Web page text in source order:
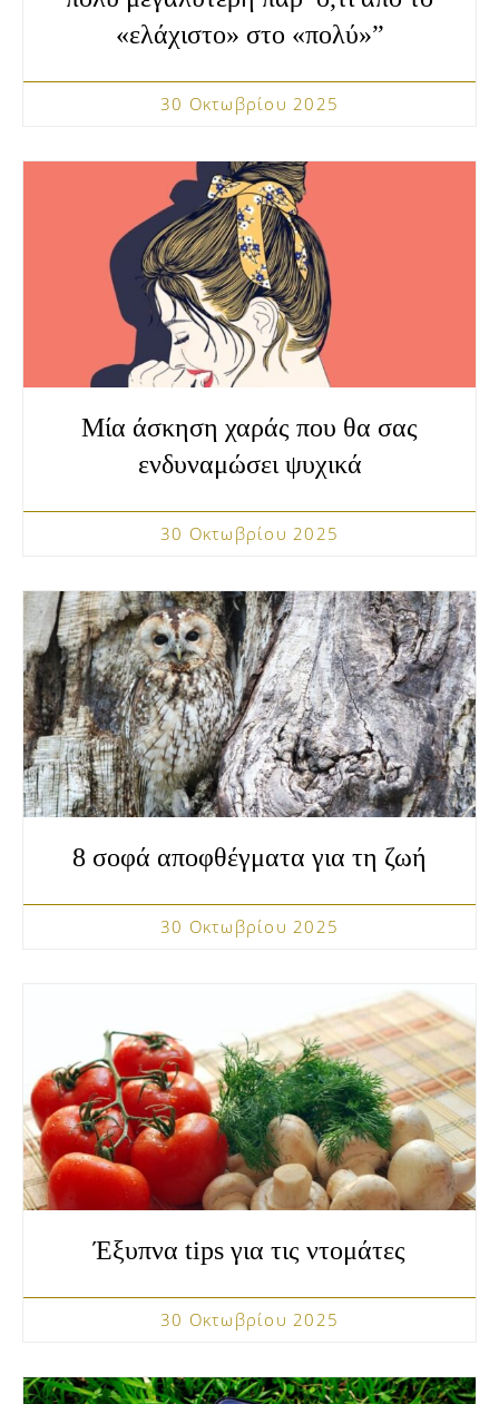
«ελάχιστο» στο «πολύ»”
30 Οκτωβρίου 2025
Μία άσκηση χαράς που θα σας
ενδυναμώσει ψυχικά
30 Οκτωβρίου 2025
8 σοφά αποφθέγματα για τη ζωή
30 Οκτωβρίου 2025
Έξυπνα tips για τις ντομάτες
30 Οκτωβρίου 2025